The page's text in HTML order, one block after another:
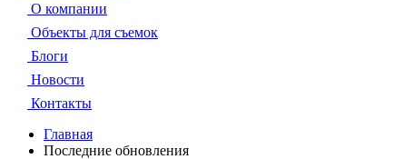
О компании
Объекты для съемок
Блоги
Новости
Контакты
Главная
Последние обновления